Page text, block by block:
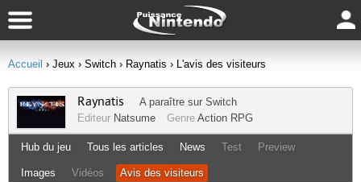
Accueil › Jeux › Switch › Raynatis › L'avis des visiteurs
Raynatis A paraître sur Switch
Editeur Natsume Genre Action RPG
Hub du jeu Tous les articles News Test Preview
Images Vidéos Avis des visiteurs